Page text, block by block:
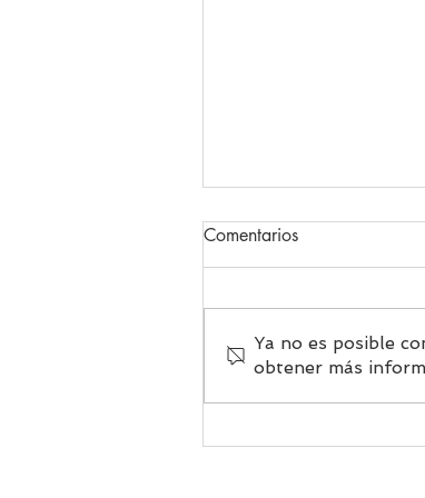
Homenaje a la mujer
Comentarios
Ya no es posible
obtener más